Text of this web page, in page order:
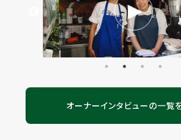
オーナーインタビューの一覧